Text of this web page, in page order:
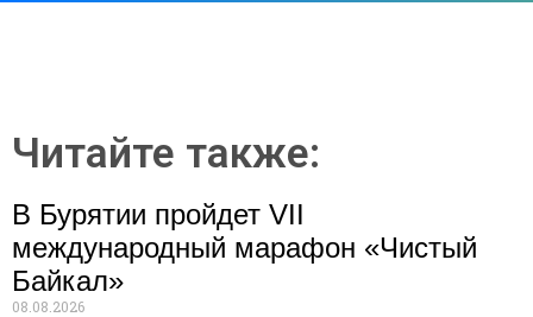
Читайте также:
В Бурятии пройдет VII
международный марафон «Чистый
Байкал»
08.08.2026